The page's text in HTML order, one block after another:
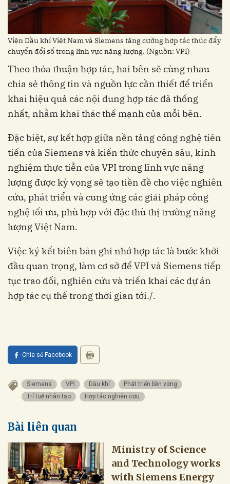
Viện Dầu khí Việt Nam và Siemens tăng cường hợp tác thúc đẩy
chuyển đổi số trong lĩnh vực năng lượng. (Nguồn: VPI)
Theo thỏa thuận hợp tác, hai bên sẽ cùng nhau
chia sẻ thông tin và nguồn lực cần thiết để triển
khai hiệu quả các nội dung hợp tác đã thống
nhất, nhằm khai thác thế mạnh của mỗi bên.
Đặc biệt, sự kết hợp giữa nền tảng công nghệ tiên
tiến của Siemens và kiến thức chuyên sâu, kinh
nghiệm thực tiễn của VPI trong lĩnh vực năng
lượng được kỳ vọng sẽ tạo tiền đề cho việc nghiên
cứu, phát triển và cung ứng các giải pháp công
nghệ tối ưu, phù hợp với đặc thù thị trường năng
lượng Việt Nam.
Việc ký kết biên bản ghi nhớ hợp tác là bước khởi
đầu quan trọng, làm cơ sở để VPI và Siemens tiếp
tục trao đổi, nghiên cứu và triển khai các dự án
hợp tác cụ thể trong thời gian tới./.
Chia sẻ Facebook
Siemens VPI Dầu khí
Phát triển bền vững
Trí tuệ nhân tạo
Hợp tác nghiên cứu
Bài liên quan
Ministry of Science
and Technology works
with Siemens Energy